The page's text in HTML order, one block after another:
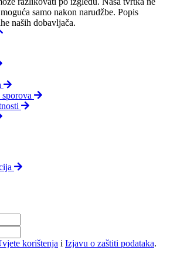
samo nakon narudžbe. Popis
naših dobavljača.
korištenja i Izjavu o zaštiti podataka.